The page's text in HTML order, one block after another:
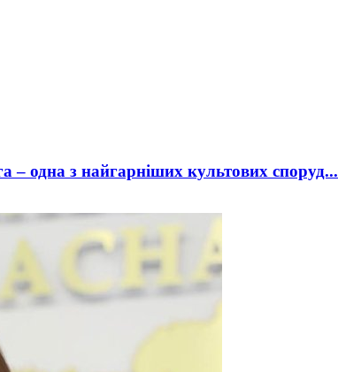
– одна з найгарніших культових споруд...